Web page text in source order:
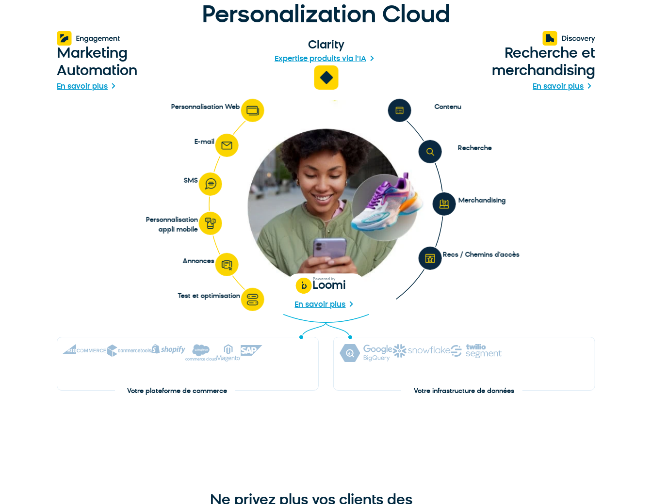
Personalization Cloud
Marketing
Automation
En savoir plus
Clarity
Expertise produits via l'IA
Recherche et
merchandising
En savoir plus
Personnalisation Web
Contenu
E-mail
Recherche
SMS
Merchandising
Personnalisation
appli mobile
Annonces
Recs / Chemins d'accès
Test et optimisation
Powered by
Loomi
En savoir plus
Votre plateforme de commerce Votre infrastructure de données
Ne privez plus vos clients des